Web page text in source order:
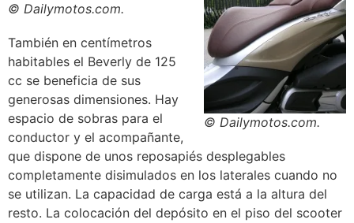
© Dailymotos.com.
© Dailymotos.com.
También en centímetros
habitables el Beverly de 125
cc se beneficia de sus
generosas dimensiones. Hay
espacio de sobras para el
conductor y el acompañante,
que dispone de unos reposapiés desplegables
completamente disimulados en los laterales cuando no
se utilizan. La capacidad de carga está a la altura del
resto. La colocación del depósito en el piso del scooter